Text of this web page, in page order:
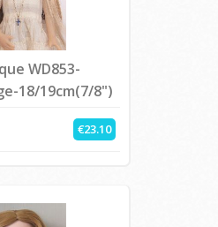
WD853-
18/19cm(7/8")
€23.10